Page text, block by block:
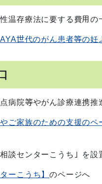
温存療法に要する費用の
AYA世代のがん患者等の
病院等やがん診療連携推
やご家族のための支援のペ
談センターこうち」を設
ーこうち】のページへ